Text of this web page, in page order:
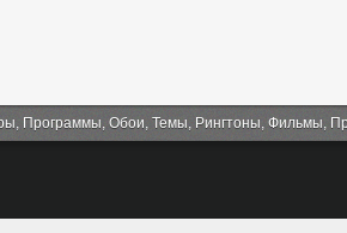
Программы, Обои, Темы, Рингтоны, Фильмы,